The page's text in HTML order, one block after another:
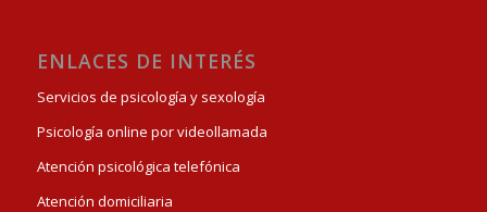
ENLACES DE INTERÉS
Servicios de psicología y sexología
Psicología online por videollamada
Atención psicológica telefónica
Atención domiciliaria